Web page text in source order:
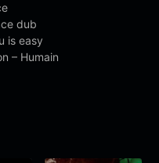
dub
is easy
– Humain